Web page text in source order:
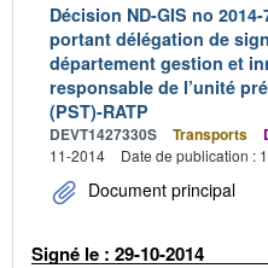
Décision ND-GIS no
portant délégation de
département gestion et
responsable de l’unité
(PST)-RATP
DEVT1427330S Transports
11-2014
Date de publication :
Document principal
Signé le : 29-10-2014